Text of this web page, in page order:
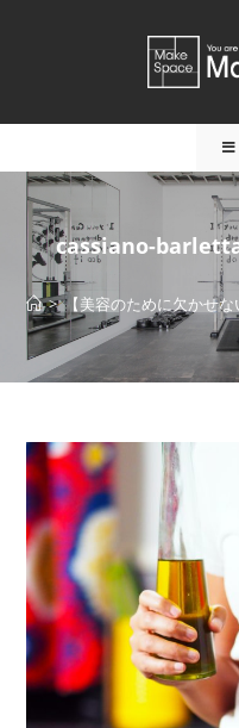
cassiano-
> 【美容のために欠かせ